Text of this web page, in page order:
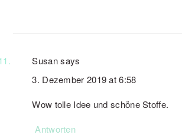
Susan says
3. Dezember 2019 at 6:58
Wow tolle Idee und schöne Stoffe.
Antworten